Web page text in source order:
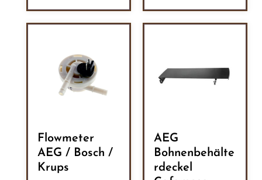
Flowmeter
AEG / Bosch /
Krups
AEG
Bohnenbehälte
rdeckel